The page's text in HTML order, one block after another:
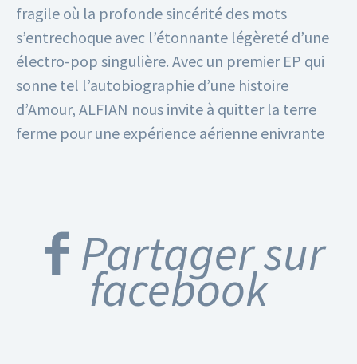
fragile où la profonde sincérité des mots
s’entrechoque avec l’étonnante légèreté d’une
électro-pop singulière. Avec un premier EP qui
sonne tel l’autobiographie d’une histoire
d’Amour, ALFIAN nous invite à quitter la terre
ferme pour une expérience aérienne enivrante
Partager sur
facebook